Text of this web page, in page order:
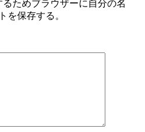
ためブラウザーに自分の名
を保存する。